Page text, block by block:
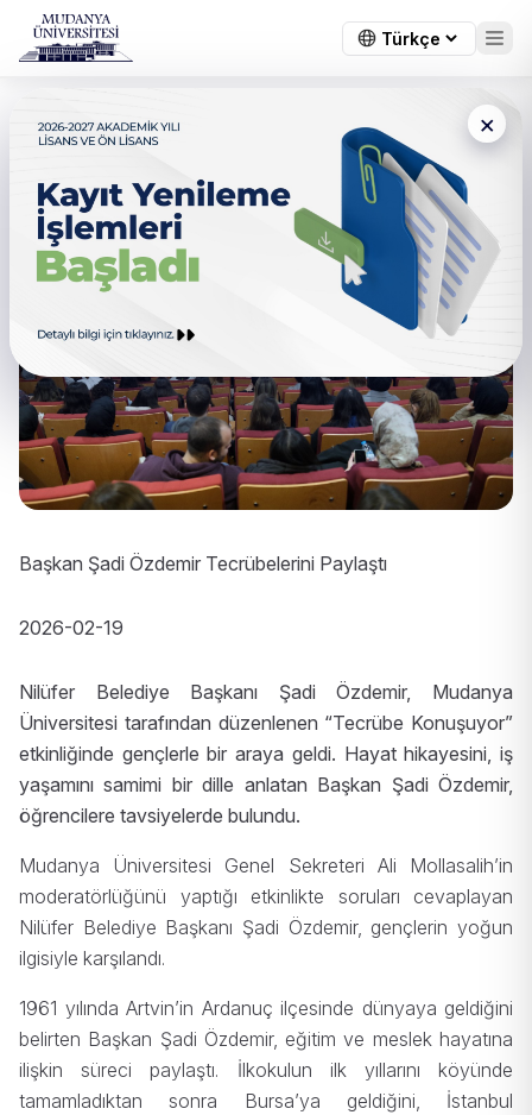
×
Başkan Şadi Özdemir
Tecrübelerini Paylaştı
Başkan Şadi Özdemir Tecrübelerini Paylaştı
2026-02-19
Nilüfer Belediye Başkanı Şadi Özdemir, Mudanya
Üniversitesi tarafından düzenlenen “Tecrübe Konuşuyor”
etkinliğinde gençlerle bir araya geldi. Hayat hikayesini, iş
yaşamını samimi bir dille anlatan Başkan Şadi Özdemir,
öğrencilere tavsiyelerde bulundu.
Mudanya Üniversitesi Genel Sekreteri Ali Mollasalih’in
moderatörlüğünü yaptığı etkinlikte soruları cevaplayan
Nilüfer Belediye Başkanı Şadi Özdemir, gençlerin yoğun
ilgisiyle karşılandı.
1961 yılında Artvin’in Ardanuç ilçesinde dünyaya geldiğini
belirten Başkan Şadi Özdemir, eğitim ve meslek hayatına
ilişkin süreci paylaştı. İlkokulun ilk yıllarını köyünde
tamamladıktan sonra Bursa’ya geldiğini, İstanbul